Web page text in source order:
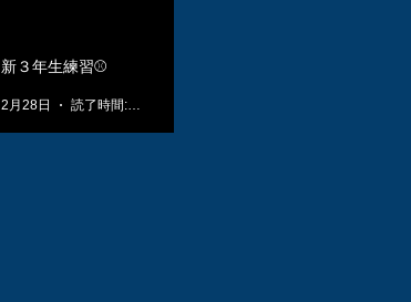
新３年生練習⚾️
2月28日